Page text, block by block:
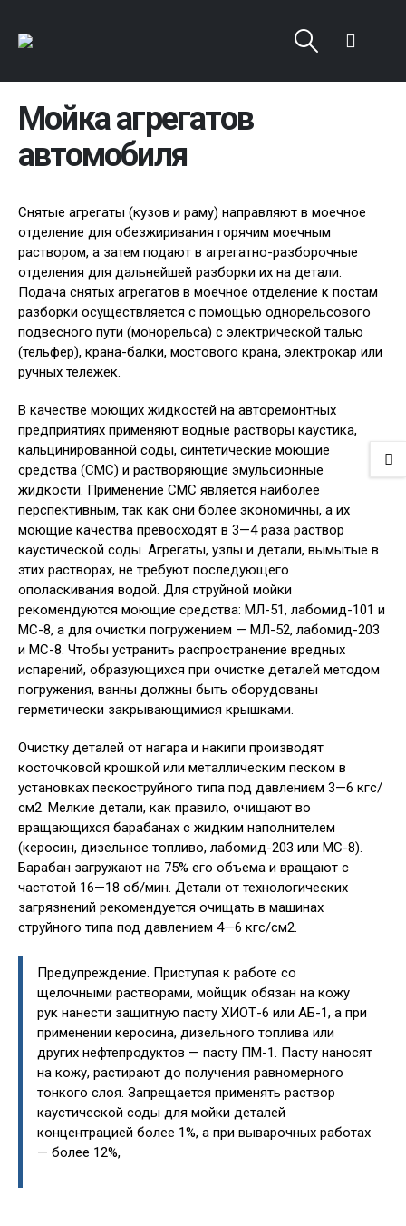
Мойка агрегатов
автомобиля
Снятые агрегаты (кузов и раму) направляют в моечное
отделение для обезжиривания горячим моечным
раствором, а затем подают в агрегатно-разборочные
отделения для дальнейшей разборки их на детали.
Подача снятых агрегатов в моечное отделение к постам
разборки осуществляется с помощью однорельсового
подвесного пути (монорельса) с электрической талью
(тельфер), крана-балки, мостового крана, электрокар или
ручных тележек.
В качестве моющих жидкостей на авторемонтных
предприятиях применяют водные растворы каустика,
кальцинированной соды, синтетические моющие
средства (СМС) и растворяющие эмульсионные
жидкости. Применение CMC является наиболее
перспективным, так как они более экономичны, а их
моющие качества превосходят в 3—4 раза раствор
каустической соды. Агрегаты, узлы и детали, вымытые в
этих растворах, не требуют последующего
ополаскивания водой. Для струйной мойки
рекомендуются моющие средства: МЛ-51, лабомид-101 и
МС-8, а для очистки погружением — МЛ-52, лабомид-203
и МС-8. Чтобы устранить распространение вредных
испарений, образующихся при очистке деталей методом
погружения, ванны должны быть оборудованы
герметически закрывающимися крышками.
Очистку деталей от нагара и накипи производят
косточковой крошкой или металлическим песком в
установках пескоструйного типа под давлением 3—6 кгс/
см2. Мелкие детали, как правило, очищают во
вращающихся барабанах с жидким наполнителем
(керосин, дизельное топливо, лабомид-203 или МС-8).
Барабан загружают на 75% его объема и вращают с
частотой 16—18 об/мин. Детали от технологических
загрязнений рекомендуется очищать в машинах
струйного типа под давлением 4—6 кгс/см2.
Предупреждение. Приступая к работе со
щелочными растворами, мойщик обязан на кожу
рук нанести защитную пасту ХИОТ-6 или АБ-1, а при
применении керосина, дизельного топлива или
других нефтепродуктов — пасту ПМ-1. Пасту наносят
на кожу, растирают до получения равномерного
тонкого слоя. Запрещается применять раствор
каустической соды для мойки деталей
концентрацией более 1%, а при выварочных работах
— более 12%,